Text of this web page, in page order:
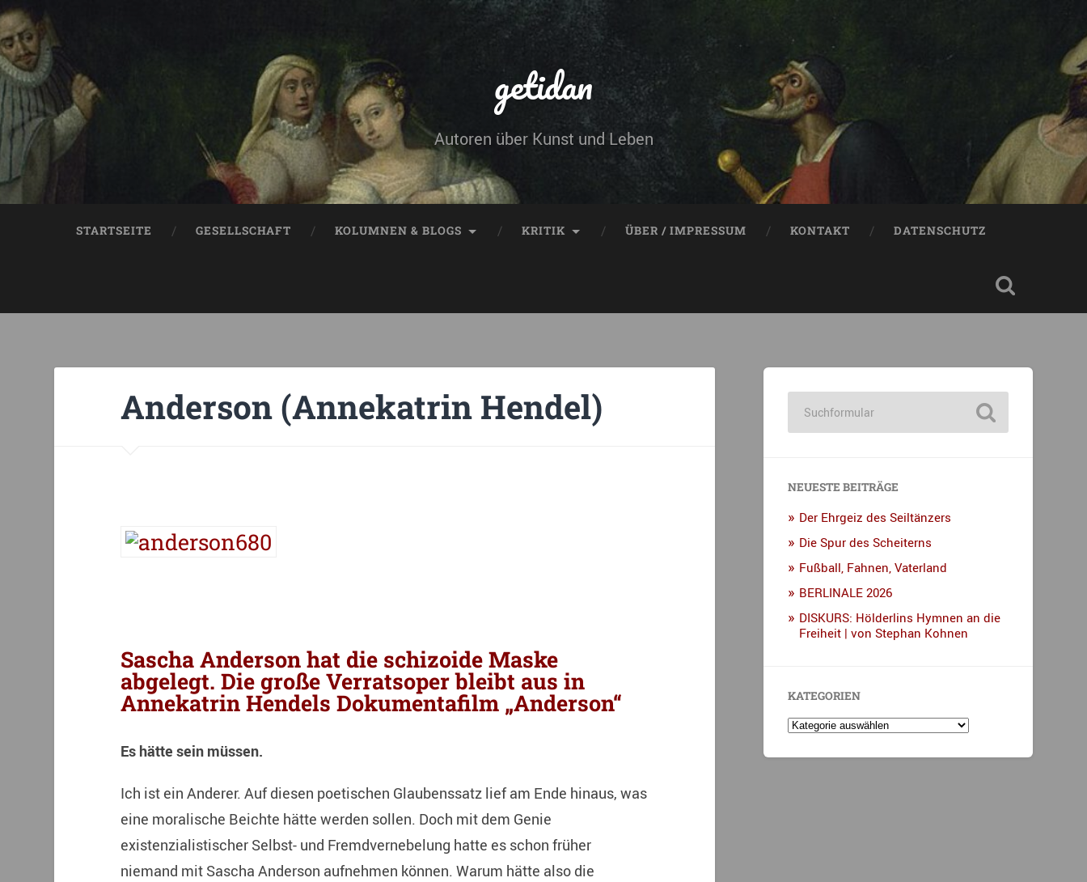
getidan
Autoren über Kunst und Leben
STARTSEITE GESELLSCHAFT KOLUMNEN & BLOGS KRITIK ÜBER / IMPRESSUM KONTAKT DATENSCHUTZ
Anderson (Annekatrin Hendel)
Sascha Anderson hat die schizoide Maske
abgelegt. Die große Verratsoper bleibt aus in
Annekatrin Hendels Dokumentafilm „Anderson“
Es hätte sein müssen.
Ich ist ein Anderer. Auf diesen poetischen Glaubenssatz lief am Ende hinaus, was
eine moralische Beichte hätte werden sollen. Doch mit dem Genie
existenzialistischer Selbst- und Fremdvernebelung hatte es schon früher
niemand mit Sascha Anderson aufnehmen können. Warum hätte also die
NEUESTE BEITRÄGE
Der Ehrgeiz des Seiltänzers
Die Spur des Scheiterns
Fußball, Fahnen, Vaterland
BERLINALE 2026
DISKURS: Hölderlins Hymnen an die
Freiheit | von Stephan Kohnen
KATEGORIEN